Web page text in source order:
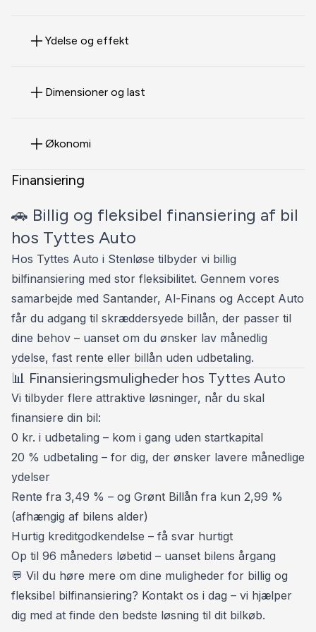
TYTTESAUTO
✅ ADAPTIV FARTPILOT 🚗↔️🚗
✅ FULD LED FORLYGTER 🌌💡
✅ FJERNLYSASSISTENT 🌌💡
✅ AUTOMATISK LYS 💡
✅ APPLE CARPLAY 🍏 & ANDROID AUTO (
TRÅDLØS )
✅ 17" SOMMER ☀️ & 17” VINTERHJUL ❄️
✅ 360° BAKKAMERA 📸
✅ PARKERINGSSENSOR FOR- OG BAG 🔉🔊
✅ NØGLEFRI BETJENING 🔑
✅ AMBIENTBELYSNING 🔵🔴🟡🟠
✅ DIGITALT COCKPIT 🖥️
✅ DAB RADIO 🎶
✅ NAVIGATION 🌍
✅ TRÆTHEDSREGISTRERING ☕
✅ SKILTEGENKENDELSE 🚫
✅ VOGNBANEASSISTENT 🛣️
✅ BLINDVINKELSASSISTENT 🟡
✅ AUTOMATISK NØDBREMSESYSTEM 🛑
✅ EL-KLAPBARE SPEJLE M. VARME 🔥
✅ EL-KABINEVARMER 🔥
✅ SPORTSSÆDER 🏎
Ydelse og effekt
Dimensioner og last
Økonomi
Finansiering
🚗 Billig og fleksibel finansiering af bil
hos Tyttes Auto
Hos Tyttes Auto i Stenløse tilbyder vi billig
bilfinansiering med stor fleksibilitet. Gennem vores
samarbejde med Santander, Al-Finans og Accept Auto
får du adgang til skræddersyede billån, der passer til
dine behov – uanset om du ønsker lav månedlig
ydelse, fast rente eller billån uden udbetaling.
📊 Finansieringsmuligheder hos Tyttes Auto
Vi tilbyder flere attraktive løsninger, når du skal
finansiere din bil:
0 kr. i udbetaling – kom i gang uden startkapital
20 % udbetaling – for dig, der ønsker lavere månedlige
ydelser
Rente fra 3,49 % – og Grønt Billån fra kun 2,99 %
(afhængig af bilens alder)
Hurtig kreditgodkendelse – få svar hurtigt
Op til 96 måneders løbetid – uanset bilens årgang
💬 Vil du høre mere om dine muligheder for billig og
fleksibel bilfinansiering? Kontakt os i dag – vi hjælper
dig med at finde den bedste løsning til dit bilkøb.